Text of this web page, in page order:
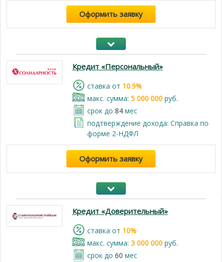
Оформить заявку
Кредит «Персональный»
cтавка от 10.9%
макс. сумма: 5 000 000руб.
срок до 84мес
подтверждение дохода: Справка по
форме 2-НДФЛ
Оформить заявку
Кредит «Доверительный»
cтавка от 10%
макс. сумма: 3 000 000руб.
срок до 60 мес